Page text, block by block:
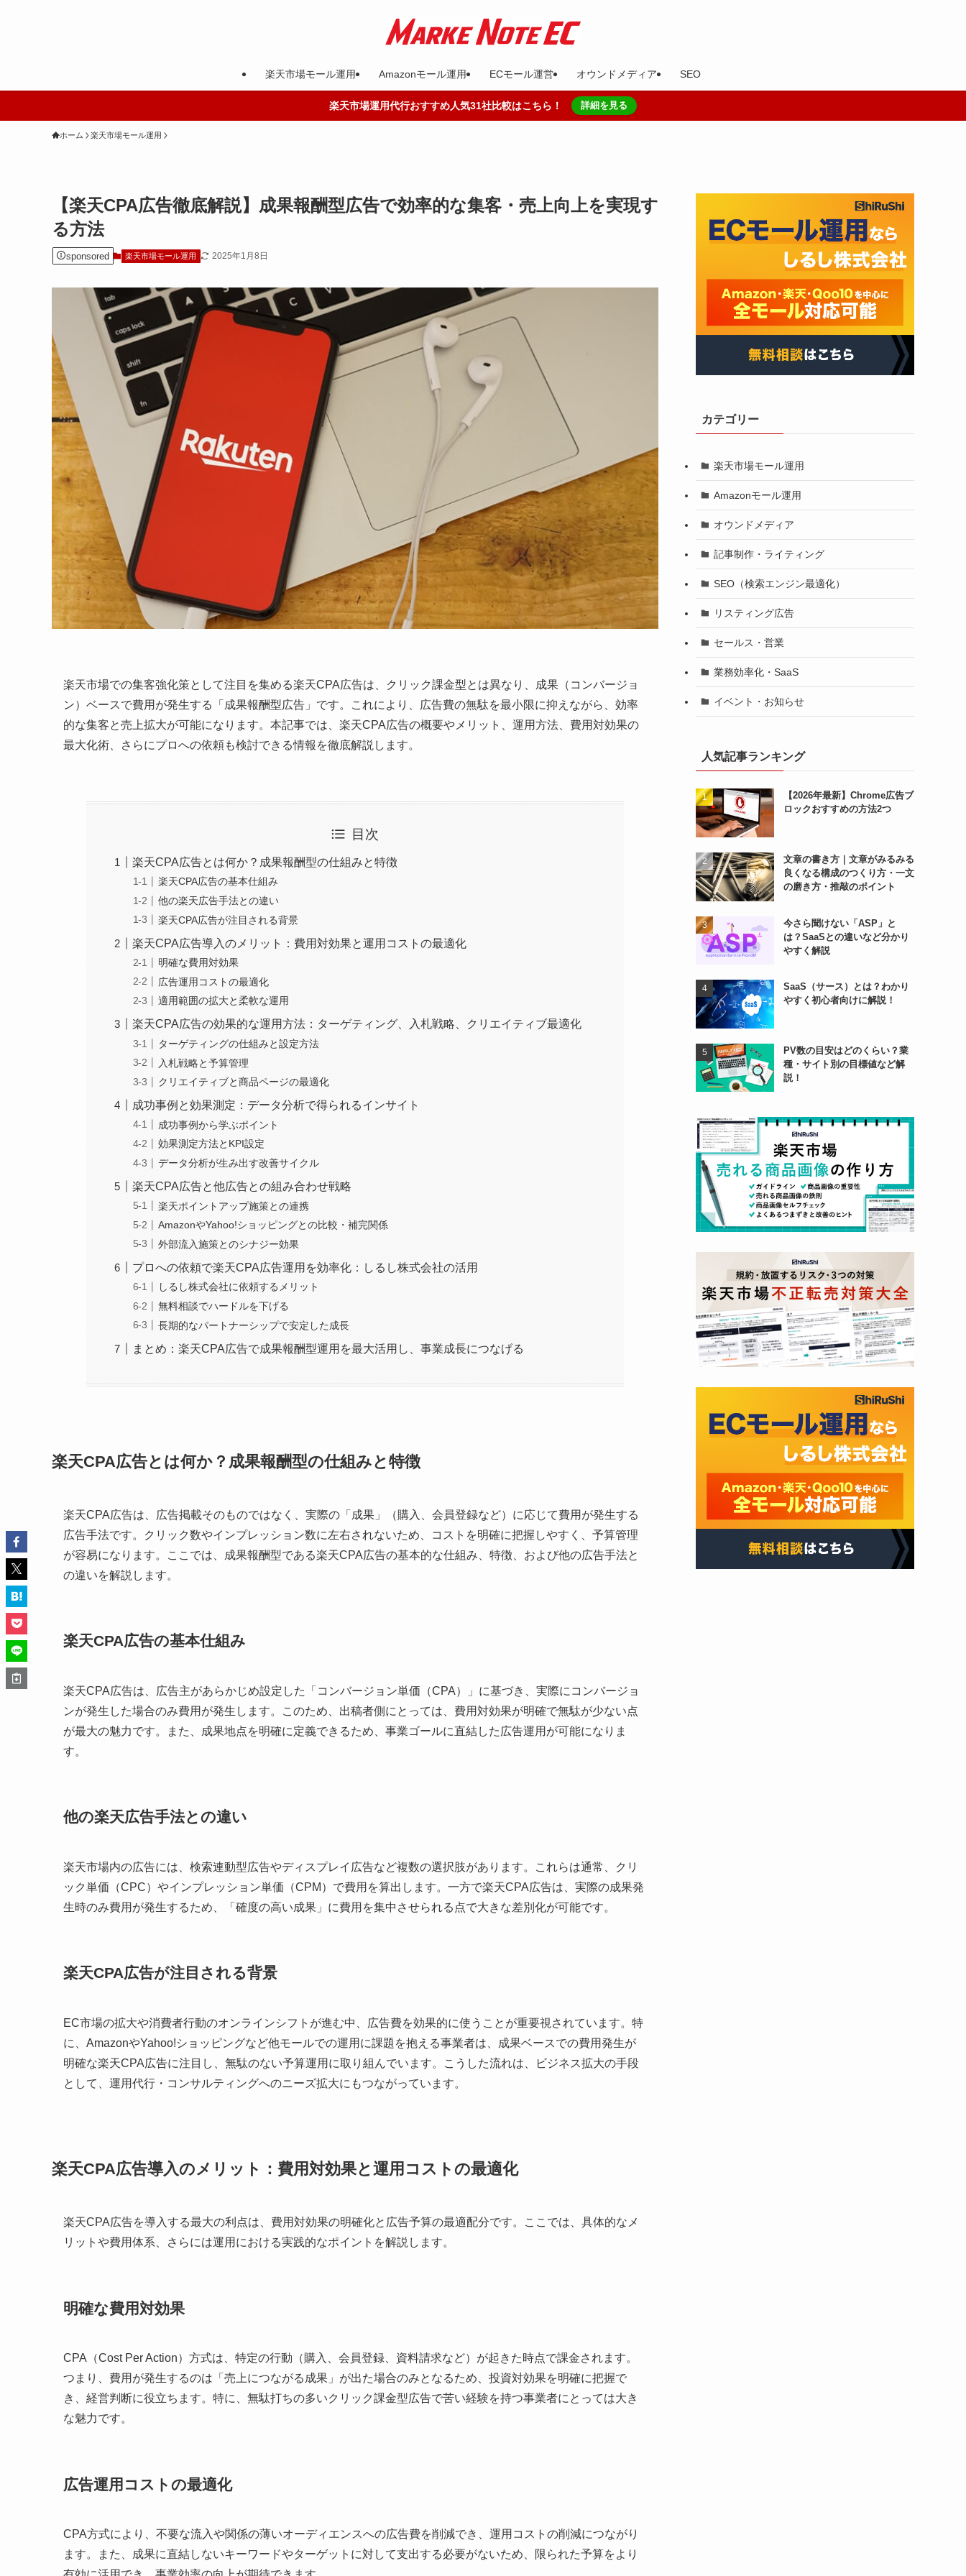
楽天市場モール運用 Amazonモール運用 ECモール運営 オウンドメディア SEO
楽天市場運用代行おすすめ人気31社比較はこちら！ 詳細を見る
ホーム 楽天市場モール運用
【楽天CPA広告徹底解説】成果報酬型広告で効率的な集客・売上向上を実現す
る方法
sponsored 楽天市場モール運用 2025年1月8日
楽天市場での集客強化策として注目を集める楽天CPA広告は、クリック課金型とは異なり、成果（コンバージョ
ン）ベースで費用が発生する「成果報酬型広告」です。これにより、広告費の無駄を最小限に抑えながら、効率
的な集客と売上拡大が可能になります。本記事では、楽天CPA広告の概要やメリット、運用方法、費用対効果の
最大化術、さらにプロへの依頼も検討できる情報を徹底解説します。
目次
楽天CPA広告とは何か？成果報酬型の仕組みと特徴
楽天CPA広告の基本仕組み
他の楽天広告手法との違い
楽天CPA広告が注目される背景
楽天CPA広告導入のメリット：費用対効果と運用コストの最適化
明確な費用対効果
広告運用コストの最適化
適用範囲の拡大と柔軟な運用
楽天CPA広告の効果的な運用方法：ターゲティング、入札戦略、クリエイティブ最適化
ターゲティングの仕組みと設定方法
入札戦略と予算管理
クリエイティブと商品ページの最適化
成功事例と効果測定：データ分析で得られるインサイト
成功事例から学ぶポイント
効果測定方法とKPI設定
データ分析が生み出す改善サイクル
楽天CPA広告と他広告との組み合わせ戦略
楽天ポイントアップ施策との連携
AmazonやYahoo!ショッピングとの比較・補完関係
外部流入施策とのシナジー効果
プロへの依頼で楽天CPA広告運用を効率化：しるし株式会社の活用
しるし株式会社に依頼するメリット
無料相談でハードルを下げる
長期的なパートナーシップで安定した成長
まとめ：楽天CPA広告で成果報酬型運用を最大活用し、事業成長につなげる
楽天CPA広告とは何か？成果報酬型の仕組みと特徴
楽天CPA広告は、広告掲載そのものではなく、実際の「成果」（購入、会員登録など）に応じて費用が発生する
広告手法です。クリック数やインプレッション数に左右されないため、コストを明確に把握しやすく、予算管理
が容易になります。ここでは、成果報酬型である楽天CPA広告の基本的な仕組み、特徴、および他の広告手法と
の違いを解説します。
楽天CPA広告の基本仕組み
楽天CPA広告は、広告主があらかじめ設定した「コンバージョン単価（CPA）」に基づき、実際にコンバージョ
ンが発生した場合のみ費用が発生します。このため、出稿者側にとっては、費用対効果が明確で無駄が少ない点
が最大の魅力です。また、成果地点を明確に定義できるため、事業ゴールに直結した広告運用が可能になりま
す。
他の楽天広告手法との違い
楽天市場内の広告には、検索連動型広告やディスプレイ広告など複数の選択肢があります。これらは通常、クリ
ック単価（CPC）やインプレッション単価（CPM）で費用を算出します。一方で楽天CPA広告は、実際の成果発
生時のみ費用が発生するため、「確度の高い成果」に費用を集中させられる点で大きな差別化が可能です。
楽天CPA広告が注目される背景
EC市場の拡大や消費者行動のオンラインシフトが進む中、広告費を効果的に使うことが重要視されています。特
に、AmazonやYahoo!ショッピングなど他モールでの運用に課題を抱える事業者は、成果ベースでの費用発生が
明確な楽天CPA広告に注目し、無駄のない予算運用に取り組んでいます。こうした流れは、ビジネス拡大の手段
として、運用代行・コンサルティングへのニーズ拡大にもつながっています。
楽天CPA広告導入のメリット：費用対効果と運用コストの最適化
楽天CPA広告を導入する最大の利点は、費用対効果の明確化と広告予算の最適配分です。ここでは、具体的なメ
リットや費用体系、さらには運用における実践的なポイントを解説します。
明確な費用対効果
CPA（Cost Per Action）方式は、特定の行動（購入、会員登録、資料請求など）が起きた時点で課金されます。
つまり、費用が発生するのは「売上につながる成果」が出た場合のみとなるため、投資対効果を明確に把握で
き、経営判断に役立ちます。特に、無駄打ちの多いクリック課金型広告で苦い経験を持つ事業者にとっては大き
な魅力です。
広告運用コストの最適化
CPA方式により、不要な流入や関係の薄いオーディエンスへの広告費を削減でき、運用コストの削減につながり
ます。また、成果に直結しないキーワードやターゲットに対して支出する必要がないため、限られた予算をより
カテゴリー
楽天市場モール運用
Amazonモール運用
オウンドメディア
記事制作・ライティング
SEO（検索エンジン最適化）
リスティング広告
セールス・営業
業務効率化・SaaS
イベント・お知らせ
人気記事ランキング
【2026年最新】Chrome広告ブ
ロックおすすめの方法2つ
文章の書き方｜文章がみるみる
良くなる構成のつくり方・一文
の磨き方・推敲のポイント
今さら聞けない「ASP」と
は？SaaSとの違いなど分かり
やすく解説
SaaS（サース）とは？わかり
やすく初心者向けに解説！
PV数の目安はどのくらい？業
種・サイト別の目標値など解
説！